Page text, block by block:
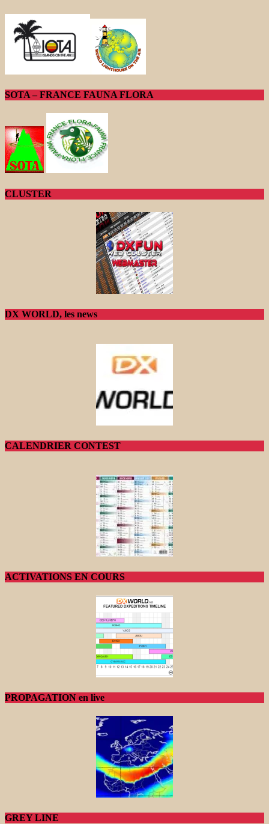
SOTA – FRANCE FAUNA FLORA
CLUSTER
DX WORLD, les news
CALENDRIER CONTEST
ACTIVATIONS EN COURS
PROPAGATION en live
GREY LINE